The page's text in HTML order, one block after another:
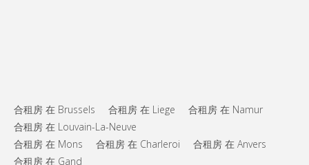
合租房 在 Brussels 合租房 在 Liege
合租房 在 Namur
合租房 在 Louvain-La-Neuve
合租房 在 Mons
合租房 在 Charleroi
合租房 在 Anvers
合租房 在 Gand